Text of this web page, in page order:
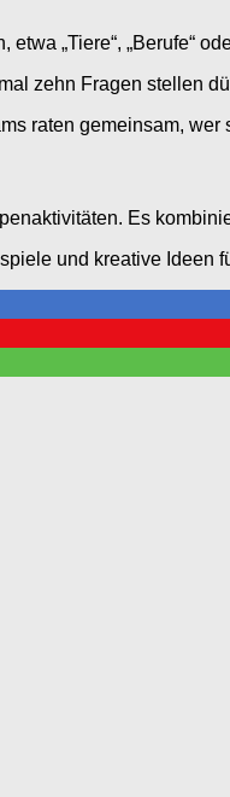
„Tiere“, „Berufe“
zehn Fragen stellen
raten gemeinsam,
Es
und kreative Ideen